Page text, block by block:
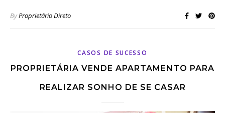
ByProprietário Direto
CASOS DE SUCESSO
PROPRIETÁRIA VENDE APARTAMENTO PARA
REALIZAR SONHO DE SE CASAR